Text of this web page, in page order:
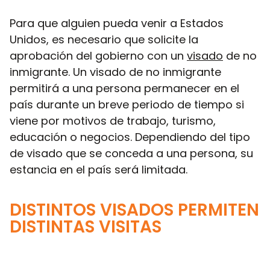
Para que alguien pueda venir a Estados
Unidos, es necesario que solicite la
aprobación del gobierno con un visado de no
inmigrante. Un visado de no inmigrante
permitirá a una persona permanecer en el
país durante un breve periodo de tiempo si
viene por motivos de trabajo, turismo,
educación o negocios. Dependiendo del tipo
de visado que se conceda a una persona, su
estancia en el país será limitada.
DISTINTOS VISADOS PERMITEN
DISTINTAS VISITAS